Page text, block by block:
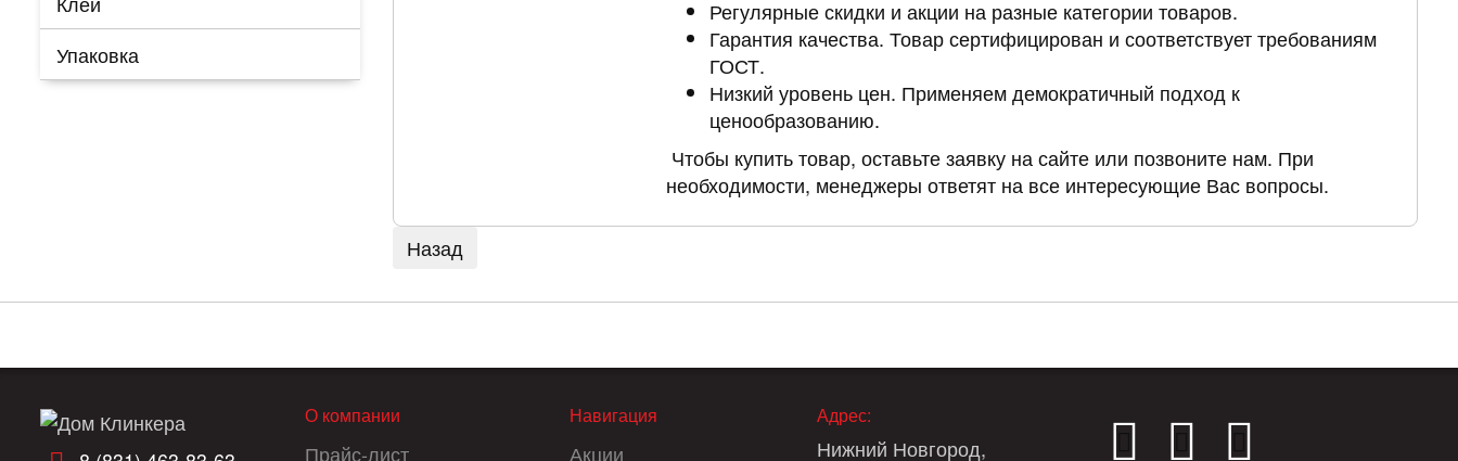
Упаковка
Регулярные скидки и акции на разные категории товаров.
Гарантия качества. Товар сертифицирован и соответствует требованиям
ГОСТ.
Низкий уровень цен. Применяем демократичный подход к
ценообразованию.
Чтобы купить товар, оставьте заявку на сайте или позвоните нам. При
необходимости, менеджеры ответят на все интересующие Вас вопросы.
О компании
Прайс-лист
Навигация
Акции
Адрес:
Нижний Новгород,